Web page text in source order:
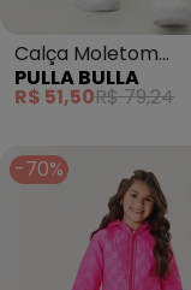
Calça Moletom
(Marinho)
PULLA BULLA
R$ 51,50R$ 79,24
-70%